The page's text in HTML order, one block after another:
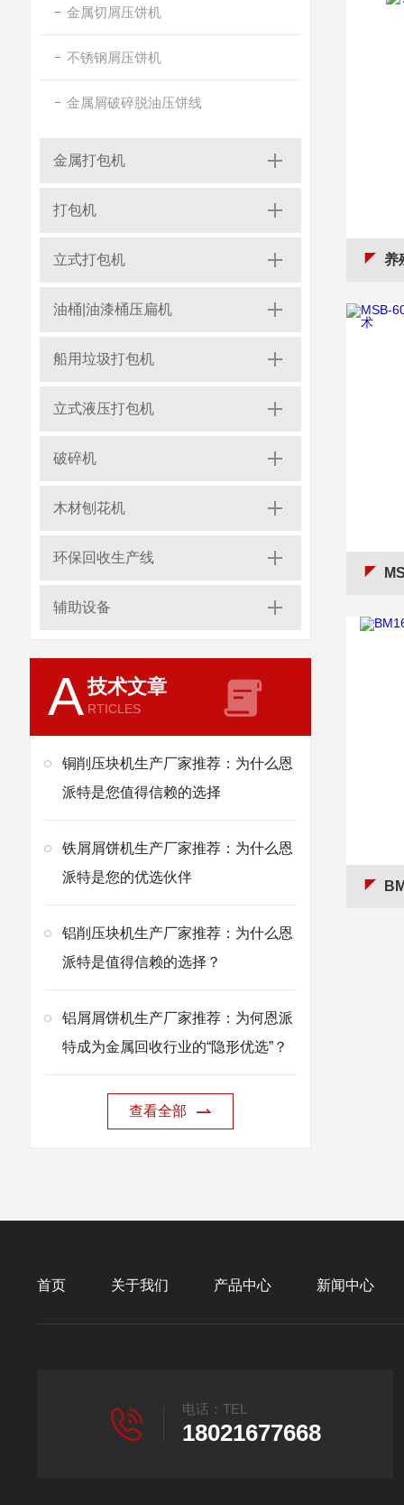
金属切屑压饼机
不锈钢屑压饼机
金属屑破碎脱油压饼线
金属打包机
打包机
立式打包机
油桶|油漆桶压扁机
船用垃圾打包机
立式液压打包机
破碎机
木材刨花机
环保回收生产线
辅助设备
A技术文章
RTICLES
铜削压块机生产厂家推荐：为什么恩
派特是您值得信赖的选择
铁屑屑饼机生产厂家推荐：为什么恩
派特是您的优选伙伴
铝削压块机生产厂家推荐：为什么恩
派特是值得信赖的选择？
铝屑屑饼机生产厂家推荐：为何恩派
特成为金属回收行业的“隐形优选”？
查看全部
养
首页 关于我们 产品中心 新闻中心
电话：TEL
18021677668